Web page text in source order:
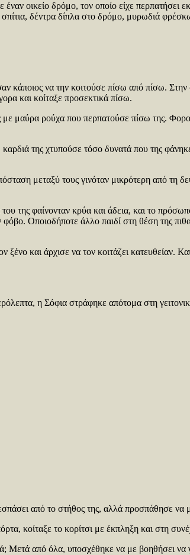
οικείο δρόμο, τον οποίο είχε περπατήσει
δέντρα δίπλα στο δρόμο, μυρωδιά
κάποιος να την κοιτούσε πίσω από πίσω.
και κοίταξε προσεκτικά πίσω.
με μαύρα ρούχα που περπατούσε πίσω της.
της χτυπούσε τόσο δυνατά που της
μεταξύ τους γινόταν μικρότερη από τη
της φαίνονταν κρύα και άδεια, και το
Οποιοδήποτε άλλο παιδί στη θέση της
και άρχισε να τον κοιτάζει κατευθείαν.
η Σόφια στράφηκε απότομα στη
από το στήθος της, αλλά προσπάθησε να
κοίταξε το κορίτσι με έκπληξη και στη
Μετά από όλα, υποσχέθηκε να με βοηθήσει